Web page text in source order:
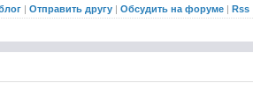
| Отправить другу | Обсудить на форуме | Rss